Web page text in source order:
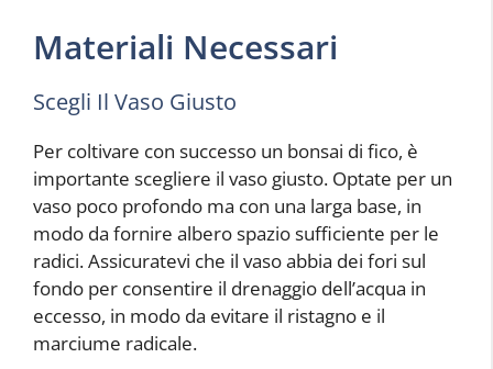
Materiali Necessari
Scegli Il Vaso Giusto
Per coltivare con successo un bonsai di fico, è
importante scegliere il vaso giusto. Optate per un
vaso poco profondo ma con una larga base, in
modo da fornire albero spazio sufficiente per le
radici. Assicuratevi che il vaso abbia dei fori sul
fondo per consentire il drenaggio dell’acqua in
eccesso, in modo da evitare il ristagno e il
marciume radicale.